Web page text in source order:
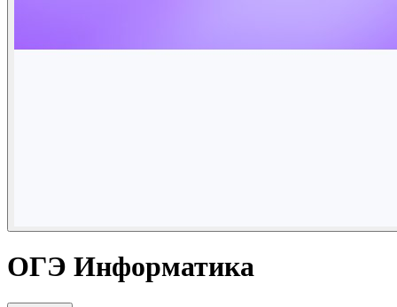
ОГЭ Информатика